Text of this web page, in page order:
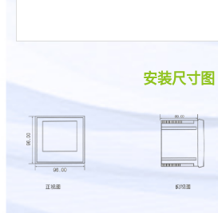
安装尺寸图